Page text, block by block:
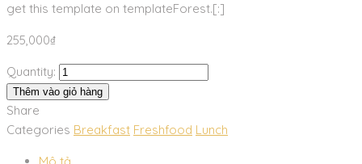
get this template on templateForest.[:]
255,000₫
Quantity:
Thêm vào giỏ hàng
Share
Categories Breakfast Freshfood Lunch